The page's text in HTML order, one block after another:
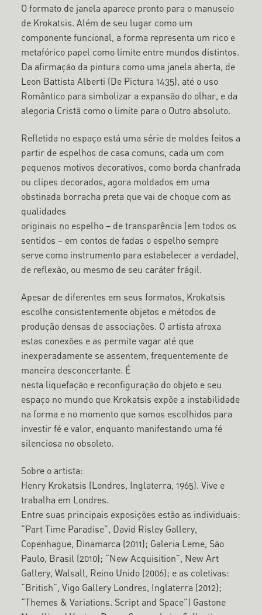
O formato de janela aparece pronto para o manuseio
de Krokatsis. Além de seu lugar como um
componente funcional, a forma representa um rico e
metafórico papel como limite entre mundos distintos.
Da afirmação da pintura como uma janela aberta, de
Leon Battista Alberti (De Pictura 1435), até o uso
Romântico para simbolizar a expansão do olhar, e da
alegoria Cristã como o limite para o Outro absoluto.
Refletida no espaço está uma série de moldes feitos a
partir de espelhos de casa comuns, cada um com
pequenos motivos decorativos, como borda chanfrada
ou clipes decorados, agora moldados em uma
obstinada borracha preta que vai de choque com as
qualidades
originais no espelho – de transparência (em todos os
sentidos – em contos de fadas o espelho sempre
serve como instrumento para estabelecer a verdade),
de reflexão, ou mesmo de seu caráter frágil.
Apesar de diferentes em seus formatos, Krokatsis
escolhe consistentemente objetos e métodos de
produção densas de associações. O artista afroxa
estas conexões e as permite vagar até que
inexperadamente se assentem, frequentemente de
maneira desconcertante. É
nesta liquefação e reconfiguração do objeto e seu
espaço no mundo que Krokatsis expõe a instabilidade
na forma e no momento que somos escolhidos para
investir fé e valor, enquanto manifestando uma fé
silenciosa no obsoleto.
Sobre o artista:
Henry Krokatsis (Londres, Inglaterra, 1965). Vive e
trabalha em Londres.
Entre suas principais exposições estão as individuais:
“Part Time Paradise”, David Risley Gallery,
Copenhague, Dinamarca (2011); Galeria Leme, São
Paulo, Brasil (2010); “New Acquisition”, New Art
Gallery, Walsall, Reino Unido (2006); e as coletivas:
“British”, Vigo Gallery Londres, Inglaterra (2012);
“Themes & Variations. Script and Space”| Gastone